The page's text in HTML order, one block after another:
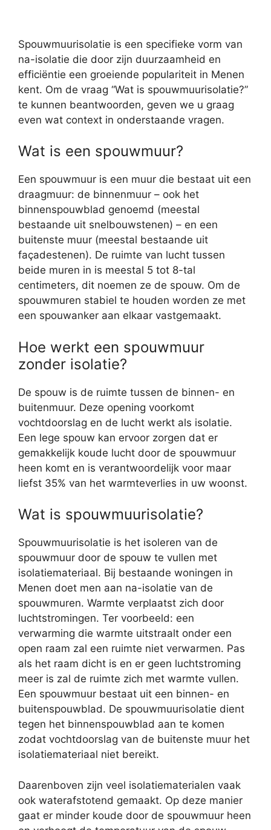
Spouwmuurisolatie is een specifieke vorm van
na-isolatie die door zijn duurzaamheid en
efficiëntie een groeiende populariteit in Menen
kent. Om de vraag “Wat is spouwmuurisolatie?”
te kunnen beantwoorden, geven we u graag
even wat context in onderstaande vragen.
Wat is een spouwmuur?
Een spouwmuur is een muur die bestaat uit een
draagmuur: de binnenmuur – ook het
binnenspouwblad genoemd (meestal
bestaande uit snelbouwstenen) – en een
buitenste muur (meestal bestaande uit
façadestenen). De ruimte van lucht tussen
beide muren in is meestal 5 tot 8-tal
centimeters, dit noemen ze de spouw. Om de
spouwmuren stabiel te houden worden ze met
een spouwanker aan elkaar vastgemaakt.
Hoe werkt een spouwmuur
zonder isolatie?
De spouw is de ruimte tussen de binnen- en
buitenmuur. Deze opening voorkomt
vochtdoorslag en de lucht werkt als isolatie.
Een lege spouw kan ervoor zorgen dat er
gemakkelijk koude lucht door de spouwmuur
heen komt en is verantwoordelijk voor maar
liefst 35% van het warmteverlies in uw woonst.
Wat is spouwmuurisolatie?
Spouwmuurisolatie is het isoleren van de
spouwmuur door de spouw te vullen met
isolatiemateriaal. Bij bestaande woningen in
Menen doet men aan na-isolatie van de
spouwmuren. Warmte verplaatst zich door
luchtstromingen. Ter voorbeeld: een
verwarming die warmte uitstraalt onder een
open raam zal een ruimte niet verwarmen. Pas
als het raam dicht is en er geen luchtstroming
meer is zal de ruimte zich met warmte vullen.
Een spouwmuur bestaat uit een binnen- en
buitenspouwblad. De spouwmuurisolatie dient
tegen het binnenspouwblad aan te komen
zodat vochtdoorslag van de buitenste muur het
isolatiemateriaal niet bereikt.
Daarenboven zijn veel isolatiematerialen vaak
ook waterafstotend gemaakt. Op deze manier
gaat er minder koude door de spouwmuur heen